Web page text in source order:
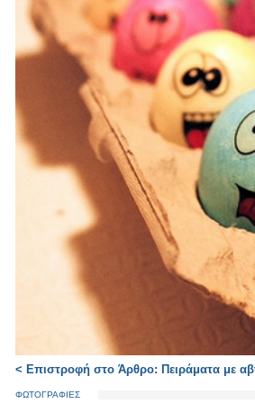
< Επιστροφή στο Άρθρο: Πειράματα με
ΦΩΤΟΓΡΑΦΙΕΣ